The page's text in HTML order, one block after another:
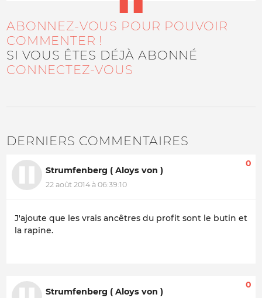
ABONNEZ-VOUS POUR POUVOIR
COMMENTER !
SI VOUS ÊTES DÉJÀ ABONNÉ
CONNECTEZ-VOUS
DERNIERS COMMENTAIRES
Strumfenberg ( Aloys von )
22 août 2014 à 06:39:10
0
J'ajoute que les vrais ancêtres du profit sont le butin et
la rapine.
Strumfenberg ( Aloys von )
0